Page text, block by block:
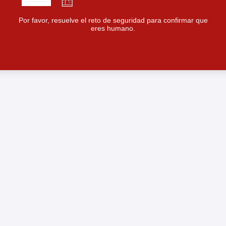
Por favor, resuelve el reto de seguridad para confirmar que
eres humano.